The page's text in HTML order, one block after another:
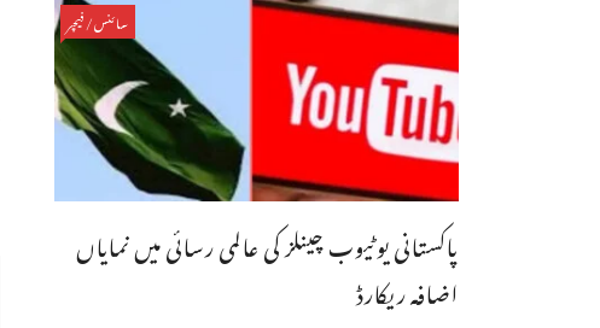
سائنس/فیچر
پاکستانی یوٹیوب چینلز کی عالمی رسائی میں نمایاں
اضافہ ریکارڈ